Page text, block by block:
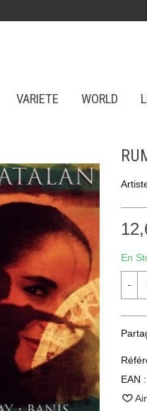
VARIETE WORLD
En
-
EAN :